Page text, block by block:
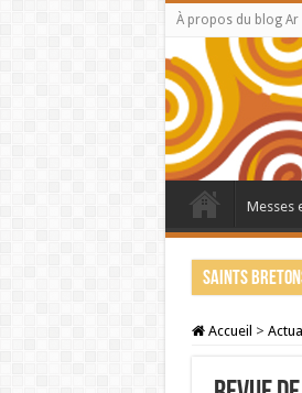
À propos du blog Ar
Messes
Saints
Accueil >